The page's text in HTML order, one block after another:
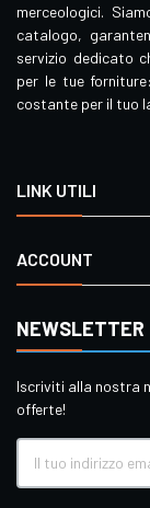
merceologici.
catalogo,
servizio dedicato
per le tue
costante per il tuo
LINK UTILI
ACCOUNT
NEWSLETTER
Iscriviti alla nostra
offerte!